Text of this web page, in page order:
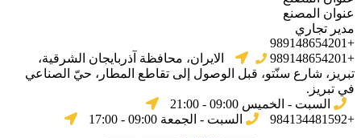
عنوان المصنع
مدير تجاري
+989148654201
+989148654201
الایران، محافظة آذربایجان الشرقیة،
تبریز، شارع سنّتو، قبل الوصول إلى تقاطع المطار، حيّ الصناعي
في تبریز.
السبت - الخميس 09:00 - 21:00
+984134481592
السبت - الجمعة 09:00 - 17:00